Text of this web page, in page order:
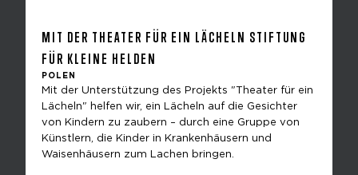
MIT DER THEATER FÜR EIN LÄCHELN STIFTUNG
FÜR KLEINE HELDEN
POLEN
Mit der Unterstützung des Projekts "Theater für ein
Lächeln" helfen wir, ein Lächeln auf die Gesichter
von Kindern zu zaubern – durch eine Gruppe von
Künstlern, die Kinder in Krankenhäusern und
Waisenhäusern zum Lachen bringen.